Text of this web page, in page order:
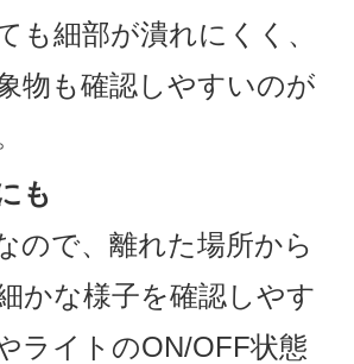
も細部が潰れにくく、
物も確認しやすいのが
も
ので、離れた場所から
かな様子を確認しやす
ライトのON/OFF状態